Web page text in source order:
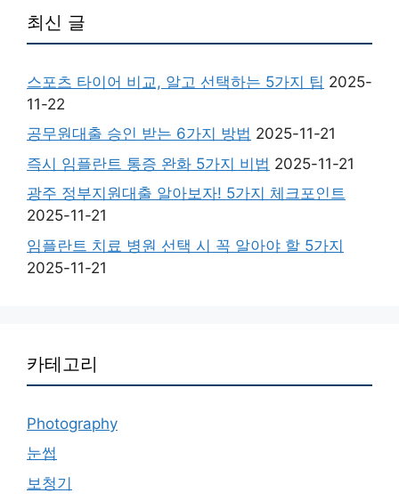
최신 글
스포츠 타이어 비교, 알고 선택하는 5가지 팁 2025-
11-22
공무원대출 승인 받는 6가지 방법 2025-11-21
즉시 임플란트 통증 완화 5가지 비법 2025-11-21
광주 정부지원대출 알아보자! 5가지 체크포인트
2025-11-21
임플란트 치료 병원 선택 시 꼭 알아야 할 5가지
2025-11-21
카테고리
Photography
눈썹
보청기